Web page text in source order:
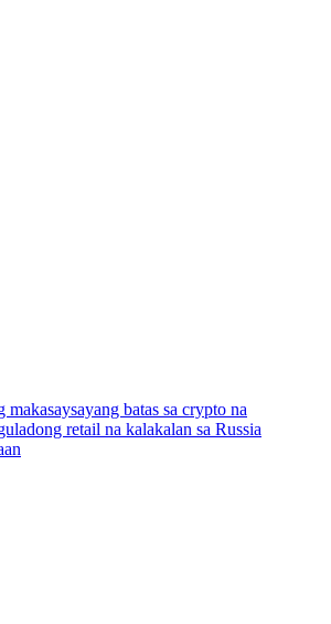
batas sa crypto na
retail na kalakalan sa Russia